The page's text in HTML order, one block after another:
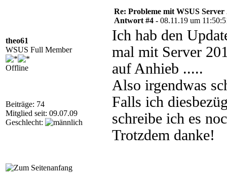
theo61
WSUS Full Member
Offline
Beiträge: 74
Mitglied seit: 09.07.09
Geschlecht:
Re: Probleme mit WSUS Server
Antwort #4 - 08.11.19 um
Ich hab den
mal mit Server
auf Anhieb .....
Also irgendwas
Falls ich
schreibe ich es
Trotzdem danke!